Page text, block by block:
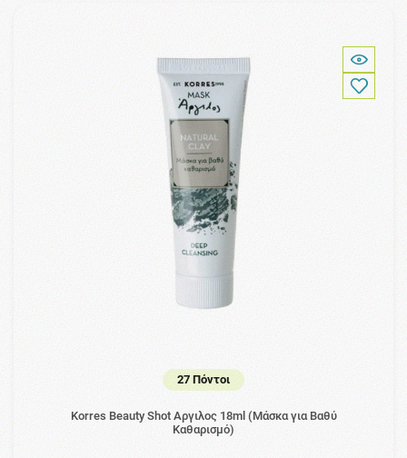
27 Πόντοι
Korres Beauty Shot Αργιλος 18ml (Μάσκα για Βαθύ
Καθαρισμό)